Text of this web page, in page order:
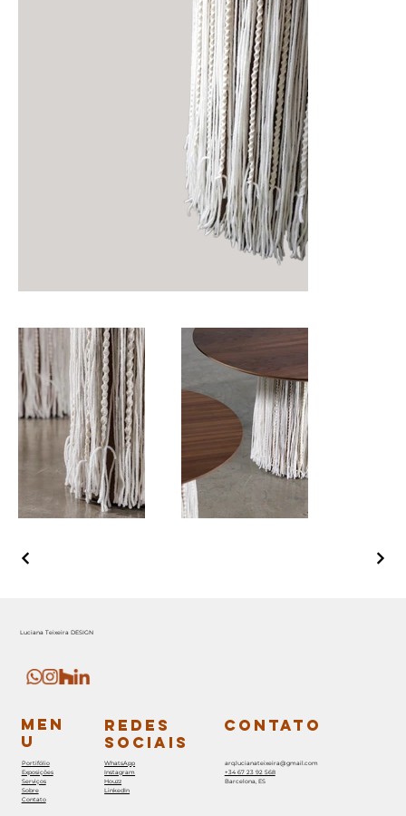
Luciana Teixeira DESIGN
MEN
U
REDES
SOCIAIS
CONTATO
Portifólio
Exposições
Serviços
Sobre
Contato
WhatsApp
Instagram
Houzz
LinkedIn
arq.lucianateixeira@gmail.com
+34 67 23 92 568
Barcelona, ES